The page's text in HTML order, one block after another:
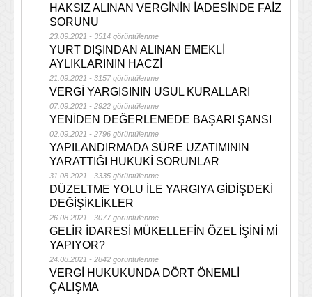
HAKSIZ ALINAN VERGİNİN İADESİNDE FAİZ
SORUNU
23.09.2021 - 3514 görüntülenme
YURT DIŞINDAN ALINAN EMEKLİ
AYLIKLARININ HACZİ
21.09.2021 - 3157 görüntülenme
VERGİ YARGISININ USUL KURALLARI
07.09.2021 - 2922 görüntülenme
YENİDEN DEĞERLEMEDE BAŞARI ŞANSI
02.09.2021 - 2796 görüntülenme
YAPILANDIRMADA SÜRE UZATIMININ
YARATTIĞI HUKUKİ SORUNLAR
31.08.2021 - 3335 görüntülenme
DÜZELTME YOLU İLE YARGIYA GİDİŞDEKİ
DEĞİŞİKLİKLER
26.08.2021 - 3077 görüntülenme
GELİR İDARESİ MÜKELLEFİN ÖZEL İŞİNİ Mİ
YAPIYOR?
24.08.2021 - 2842 görüntülenme
VERGİ HUKUKUNDA DÖRT ÖNEMLİ
ÇALIŞMA